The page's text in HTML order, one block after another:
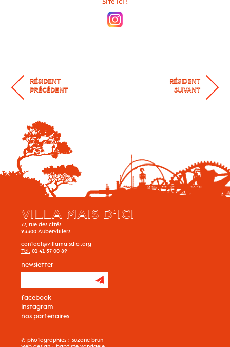
RÉSIDENT
PRÉCÉDENT
RÉSIDENT
SUIVANT
newsletter
facebook
instagram
nos partenaires
VILLA MAIS D’ICI
77, rue des cités
93300 Aubervilliers
contact@villamaisdici.org
Tél. 01 41 57 00 89
© photographies : suzane brun